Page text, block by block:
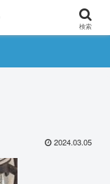
2024.03.05
検索